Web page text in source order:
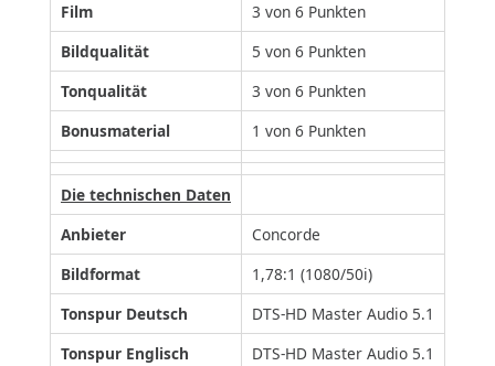
Film
3 von 6 Punkten
Bildqualität
5 von 6 Punkten
Tonqualität
3 von 6 Punkten
Bonusmaterial
1 von 6 Punkten
Die technischen Daten
Anbieter
Concorde
Bildformat
1,78:1 (1080/50i)
Tonspur Deutsch
DTS-HD Master Audio 5.1
Tonspur Englisch
DTS-HD Master Audio 5.1